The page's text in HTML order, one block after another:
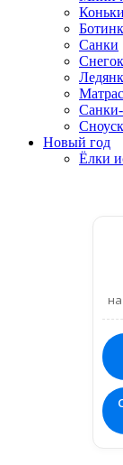
Санки
Санки-
Новый год
Ёлки